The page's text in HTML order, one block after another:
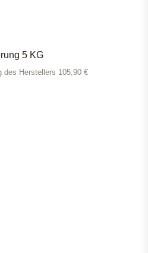
5 KG
des Herstellers 105,90 €